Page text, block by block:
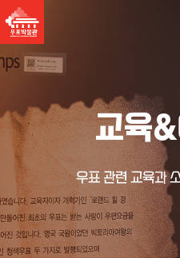
교육
우표 관련 교육과